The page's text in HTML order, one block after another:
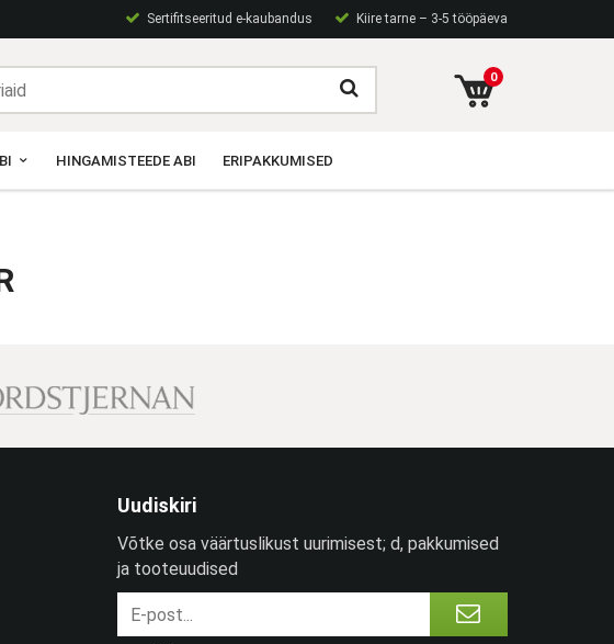
Sertifitseeritud e-kaubandus Kiire tarne – 3-5 tööpäeva
0
HINGAMISTEEDE ABI ERIPAKKUMISED
Uudiskiri
Võtke osa väärtuslikust uurimisest; d, pakkumised
ja tooteuudised